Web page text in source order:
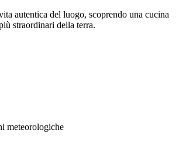
autentica del luogo, scoprendo una cucina
straordinari della terra.
meteorologiche